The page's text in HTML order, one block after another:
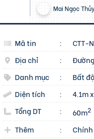
Mai Ngọc Thủy
Mã tin :
CTT-
Địa chỉ
:
Danh mục
: Bất
Diện tích
:
4.1m
Tổng DT
: 60m2
Thêm :